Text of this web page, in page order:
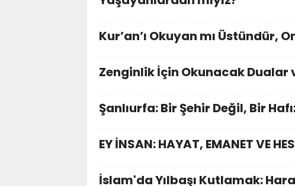
Kur’an’ı Okuyan mı Üstündür,
Zenginlik İçin Okunacak Dualar
Şanlıurfa: Bir Şehir Değil, Bir
EY İNSAN: HAYAT, EMANET VE
İslam'da Yılbaşı Kutlamak: